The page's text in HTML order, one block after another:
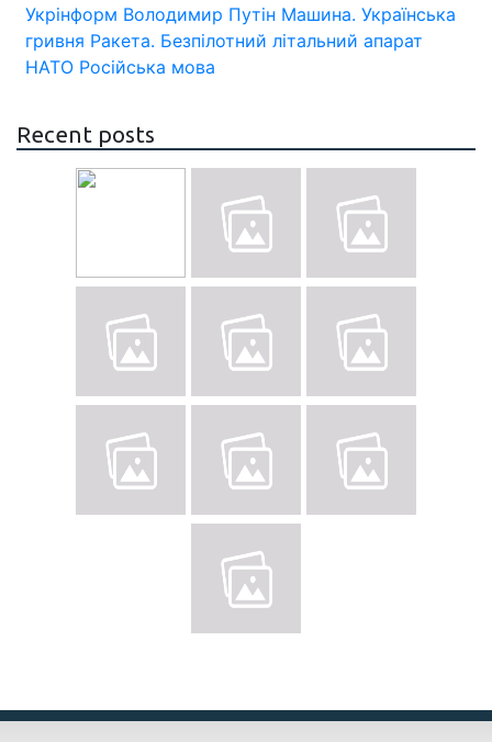
Укрінформ Володимир Путін Машина. Українська
гривня Ракета. Безпілотний літальний апарат
НАТО Російська мова
Recent posts